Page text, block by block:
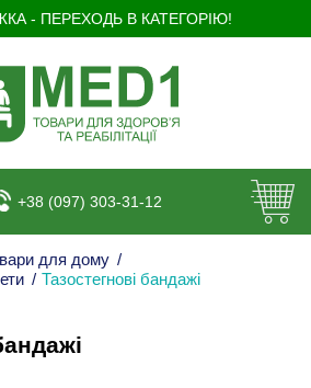
- ПЕРЕХОДЬ В КАТЕГОРІЮ!
+38 (097) 303-31-12
для дому /
/ Тазостегнові бандажі